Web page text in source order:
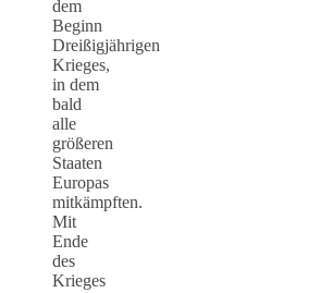
dem
Beginn
Dreißigjährigen
Krieges,
in dem
bald
alle
größeren
Staaten
Europas
mitkämpften.
Mit
Ende
des
Krieges